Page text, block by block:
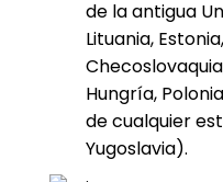
de la antigua
Lituania,
Hungría,
de cualquier
Yugoslavia).